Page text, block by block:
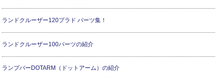
ランドクルーザー120プラド パーツ集！
ランドクルーザー100パーツの紹介
ランプバーDOTARM（ドットアーム）の紹介